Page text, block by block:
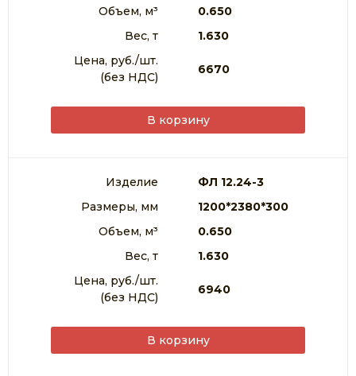
Объем, м³
0.650
Вес, т
1.630
Цена, руб./шт.
(без НДС)
6670
В корзину
Изделие
ФЛ 12.24-3
Размеры, мм
1200*2380*300
Объем, м³
0.650
Вес, т
1.630
Цена, руб./шт.
(без НДС)
6940
В корзину